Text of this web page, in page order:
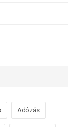
Adózás